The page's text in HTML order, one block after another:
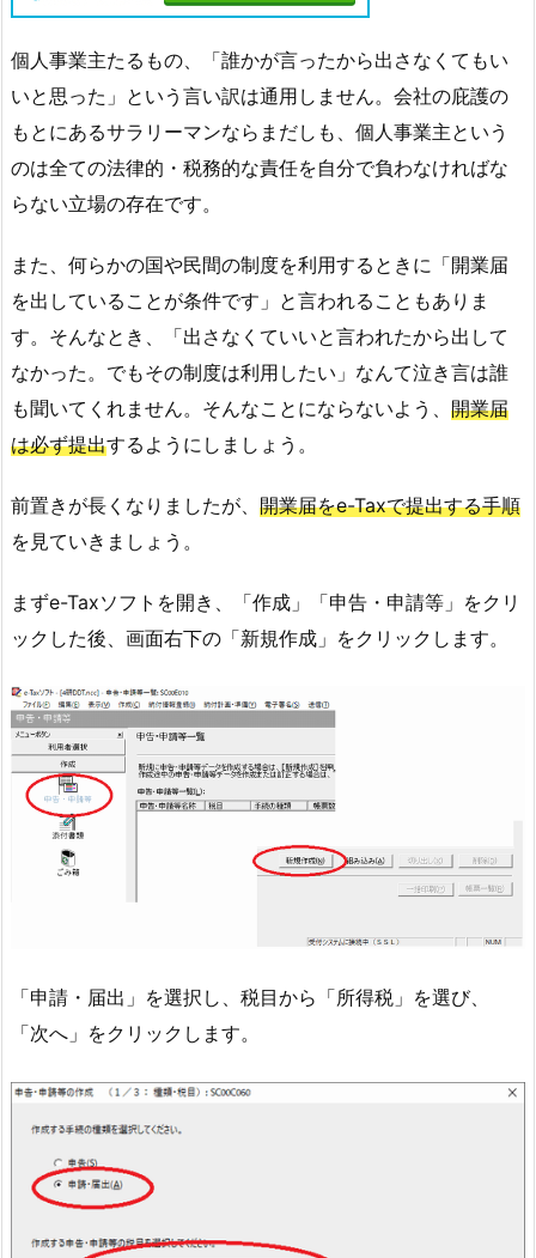
個人事業主たるもの、「誰かが言ったから出さなくてもい
いと思った」という言い訳は通用しません。会社の庇護の
もとにあるサラリーマンならまだしも、個人事業主という
のは全ての法律的・税務的な責任を自分で負わなければな
らない立場の存在です。
また、何らかの国や民間の制度を利用するときに「開業届
を出していることが条件です」と言われることもありま
す。そんなとき、「出さなくていいと言われたから出して
なかった。でもその制度は利用したい」なんて泣き言は誰
も聞いてくれません。そんなことにならないよう、 開業届
は必ず提出するようにしましょう。
前置きが長くなりましたが、 開業届をe-Taxで提出する手順
を見ていきましょう。
まずe-Taxソフトを開き、「作成」「申告・申請等」をクリ
ックした後、画面右下の「新規作成」をクリックします。
「申請・届出」を選択し、税目から「所得税」を選び、
「次へ」をクリックします。